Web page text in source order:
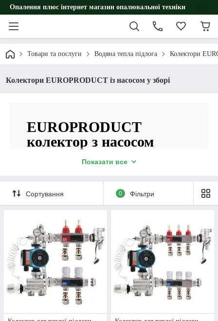
Опалення плюс інтернет магазин опалювальної техніки
Товари та послуги Водяна тепла підлога Колектори
Колектори EUROPRODUCT із насосом у зборі
EUROPRODUCT
колектор з насосом
робить опалення
надійним
обслуговувати.
Замовляйте в інтернет-магазині «Опалення плюс» та
отримайте швидку доставку, вигідні ціни та
професійну консультацію!
В КАТАЛОГ!
Показати все
Сортування 0 Фільтри